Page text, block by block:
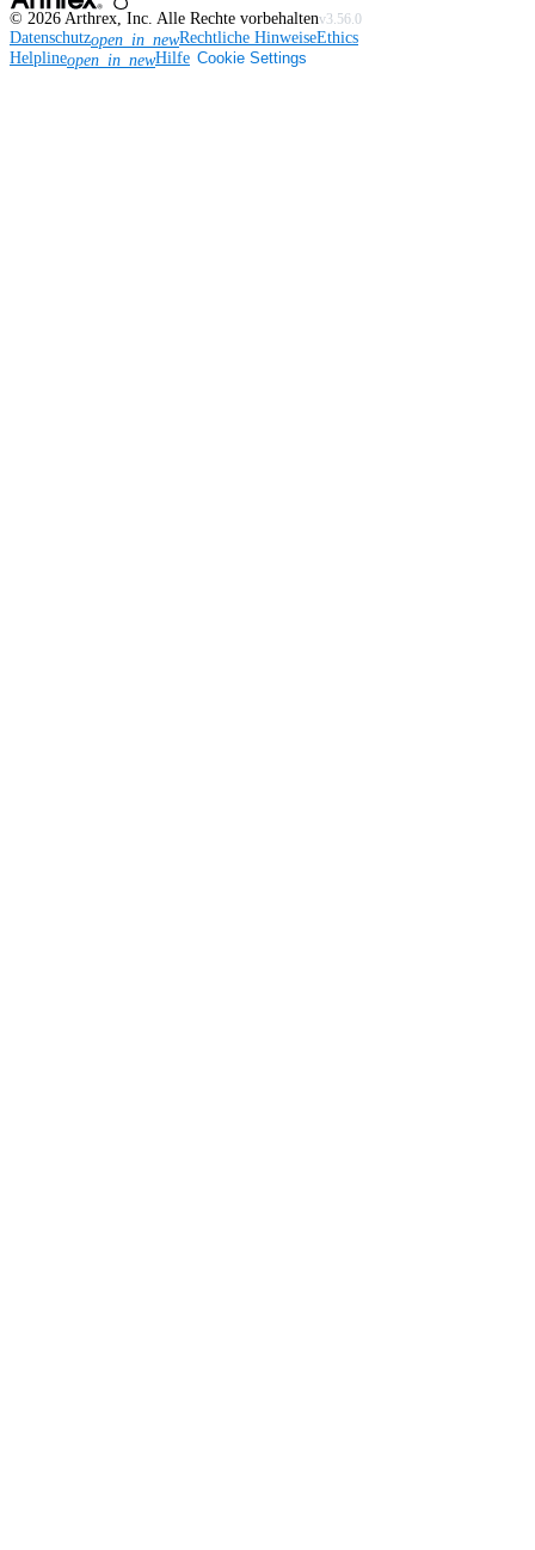
© 2026 Arthrex, Inc. Alle Rechte vorbehaltenv3.56.0
Datenschutzopen_in_newRechtliche HinweiseEthics
Helplineopen_in_newHilfe Cookie Settings